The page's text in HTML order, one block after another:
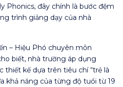
Phonics, đây chính là bước đệm
trình giảng dạy của nhà
– Hiệu Phó chuyên môn
biết, nhà trường áp dụng
thiết kế dựa trên tiêu chí “trẻ là
khả năng của từng độ tuổi từ 19